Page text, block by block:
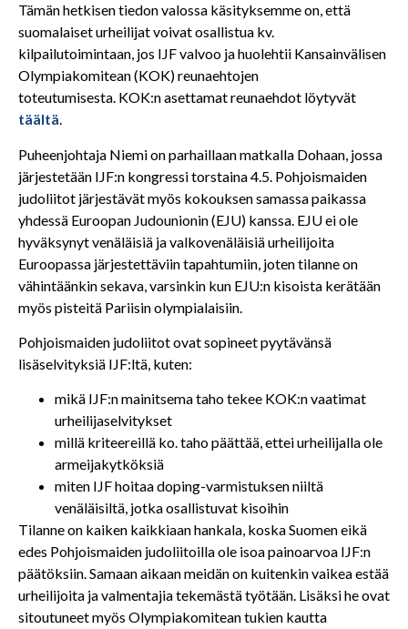
Tämän hetkisen tiedon valossa käsityksemme on, että
suomalaiset urheilijat voivat osallistua kv.
kilpailutoimintaan, jos IJF valvoo ja huolehtii Kansainvälisen
Olympiakomitean (KOK) reunaehtojen
toteutumisesta. KOK:n asettamat reunaehdot löytyvät
täältä.
Puheenjohtaja Niemi on parhaillaan matkalla Dohaan, jossa
järjestetään IJF:n kongressi torstaina 4.5. Pohjoismaiden
judoliitot järjestävät myös kokouksen samassa paikassa
yhdessä Euroopan Judounionin (EJU) kanssa. EJU ei ole
hyväksynyt venäläisiä ja valkovenäläisiä urheilijoita
Euroopassa järjestettäviin tapahtumiin, joten tilanne on
vähintäänkin sekava, varsinkin kun EJU:n kisoista kerätään
myös pisteitä Pariisin olympialaisiin.
Pohjoismaiden judoliitot ovat sopineet pyytävänsä
lisäselvityksiä IJF:ltä, kuten:
mikä IJF:n mainitsema taho tekee KOK:n vaatimat
urheilijaselvitykset
millä kriteereillä ko. taho päättää, ettei urheilijalla ole
armeijakytköksiä
miten IJF hoitaa doping-varmistuksen niiltä
venäläisiltä, jotka osallistuvat kisoihin
Tilanne on kaiken kaikkiaan hankala, koska Suomen eikä
edes Pohjoismaiden judoliitoilla ole isoa painoarvoa IJF:n
päätöksiin. Samaan aikaan meidän on kuitenkin vaikea estää
urheilijoita ja valmentajia tekemästä työtään. Lisäksi he ovat
sitoutuneet myös Olympiakomitean tukien kautta